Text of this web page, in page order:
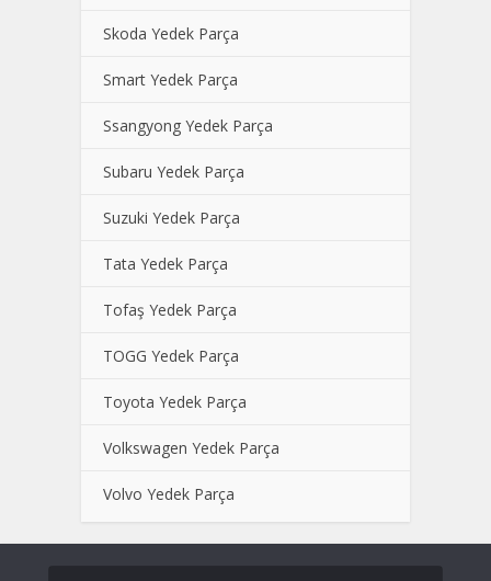
Skoda Yedek Parça
Smart Yedek Parça
Ssangyong Yedek Parça
Subaru Yedek Parça
Suzuki Yedek Parça
Tata Yedek Parça
Tofaş Yedek Parça
TOGG Yedek Parça
Toyota Yedek Parça
Volkswagen Yedek Parça
Volvo Yedek Parça